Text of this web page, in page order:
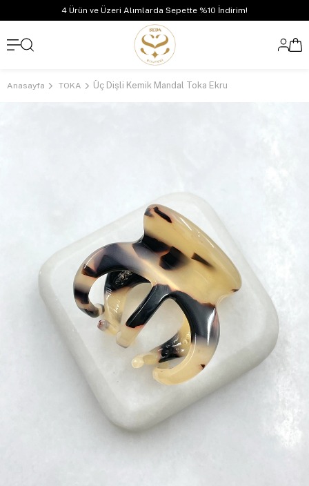
4 Ürün ve Üzeri Alımlarda Sepette %10 İndirim!
Anasayfa TOKA Üç Dişli Kemik Mandal Toka Ekru